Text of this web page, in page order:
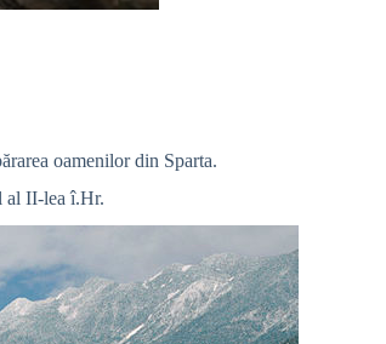
oamenilor din Sparta.
al II-lea î.Hr.